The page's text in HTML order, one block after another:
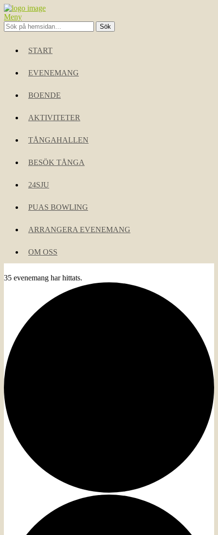
Meny
START
EVENEMANG
BOENDE
AKTIVITETER
TÅNGAHALLEN
BESÖK TÅNGA
24SJU
PUAS BOWLING
ARRANGERA EVENEMANG
OM OSS
35 evenemang har hittats.